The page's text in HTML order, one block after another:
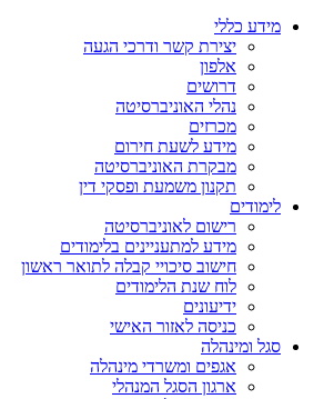
מידע כללי
יצירת קשר ודרכי הגעה
אלפון
דרושים
נהלי האוניברסיטה
מכרזים
מידע לשעת חירום
מבקרת האוניברסיטה
תקנון משמעת ופסקי דין
לימודים
רישום לאוניברסיטה
מידע למתעניינים בלימודים
חישוב סיכויי קבלה לתואר ראשון
לוח שנת הלימודים
ידיעונים
כניסה לאזור האישי
סגל ומינהלה
אגפים ומשרדי מינהלה
ארגון הסגל המנהלי